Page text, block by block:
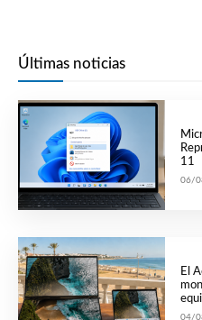
Últimas noticias
11
06/
El
04/